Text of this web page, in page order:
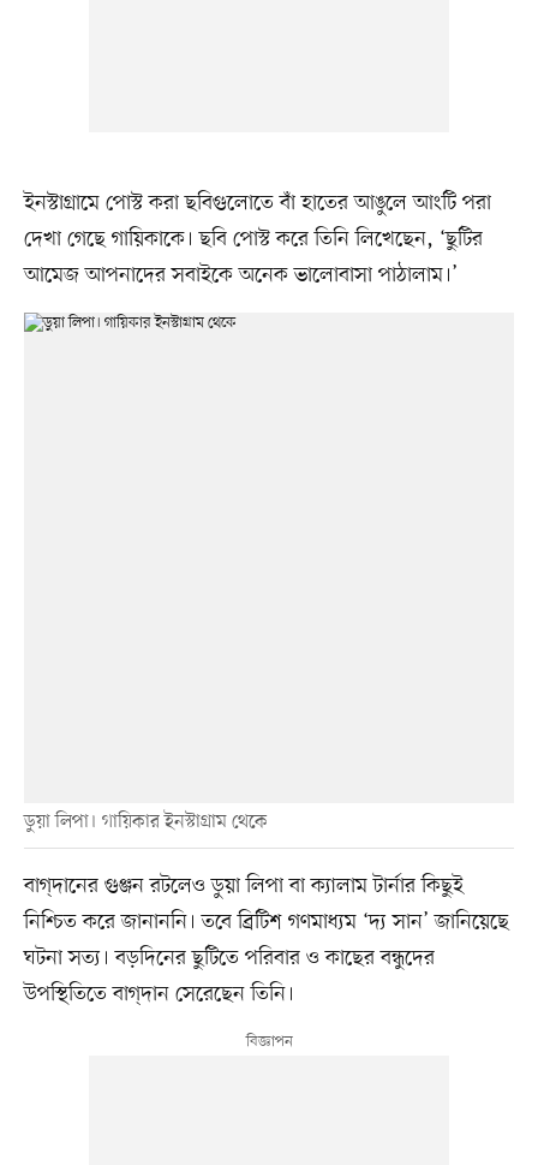
ইনস্টাগ্রামে পোস্ট করা ছবিগুলোতে বাঁ হাতের আঙুলে আংটি পরা
দেখা গেছে গায়িকাকে। ছবি পোস্ট করে তিনি লিখেছেন, ‘ছুটির
আমেজ আপনাদের সবাইকে অনেক ভালোবাসা পাঠালাম।’
ডুয়া লিপা। গায়িকার ইনস্টাগ্রাম থেকে
বাগ্‌দানের গুঞ্জন রটলেও ডুয়া লিপা বা ক্যালাম টার্নার কিছুই
নিশ্চিত করে জানাননি। তবে ব্রিটিশ গণমাধ্যম ‘দ্য সান’ জানিয়েছে
ঘটনা সত্য। বড়দিনের ছুটিতে পরিবার ও কাছের বন্ধুদের
উপস্থিতিতে বাগ্‌দান সেরেছেন তিনি।